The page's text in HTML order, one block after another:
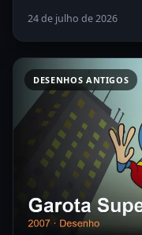
24 de julho de 2026
DESENHOS ANTIGOS